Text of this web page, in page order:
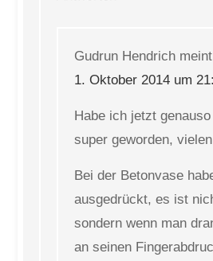
Gudrun Hendrich meint
1. Oktober 2014 um
Habe ich jetzt
super geworden,
Bei der Betonvase
ausgedrückt, es ist
sondern wenn man
an seinen